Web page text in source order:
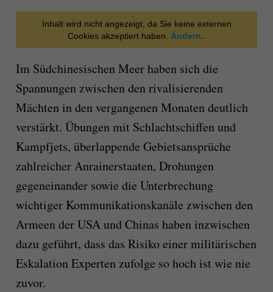
Inhalt wird nicht angezeigt, da Sie keine externen
Cookies akzeptiert haben.
Ändern..
Im Südchinesischen Meer haben sich die
Spannungen zwischen den rivalisierenden
Mächten in den vergangenen Monaten deutlich
verstärkt. Übungen mit Schlachtschiffen und
Kampfjets, überlappende Gebietsansprüche
zahlreicher Anrainerstaaten, Drohungen
gegeneinander sowie die Unterbrechung
wichtiger Kommunikationskanäle zwischen den
Armeen der USA und Chinas haben inzwischen
dazu geführt, dass das Risiko einer militärischen
Eskalation Experten zufolge so hoch ist wie nie
zuvor.